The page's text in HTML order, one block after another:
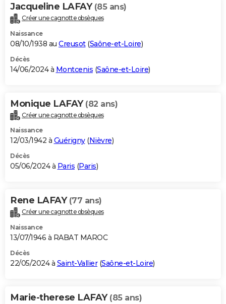
Jacqueline LAFAY (85 ans)
Créer une cagnotte obsèques
Naissance
08/10/1938 au Creusot(Saône-et-Loire)
Décès
14/06/2024 à Montcenis (Saône-et-Loire)
Monique LAFAY (82 ans)
Créer une cagnotte obsèques
Naissance
12/03/1942 à Guérigny(Nièvre)
Décès
05/06/2024 à Paris (Paris)
Rene LAFAY (77 ans)
Créer une cagnotte obsèques
Naissance
13/07/1946 à RABAT MAROC
Décès
22/05/2024 à Saint-Vallier(Saône-et-Loire)
Marie-therese LAFAY (85 ans)